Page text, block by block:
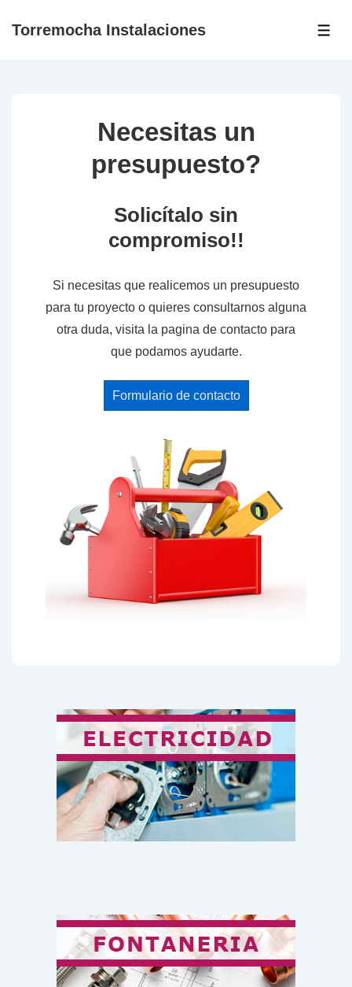
Saltar
Torremocha Instalaciones
Necesitas un
presupuesto?
Solicítalo sin
compromiso!!
Si necesitas que realicemos un presupuesto
para tu proyecto o quieres consultarnos alguna
otra duda, visita la pagina de contacto para
que podamos ayudarte.
Formulario de contacto